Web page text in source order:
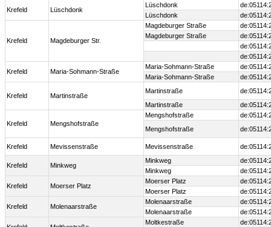
Krefeld Lüschdonk
Lüschdonk
Lüschdonk
Krefeld Magdeburger Str.
Magdeburger Straße
Magdeburger Straße
Krefeld Maria-Sohmann-Straße
Maria-Sohmann-Straße
Maria-Sohmann-Straße
Krefeld Martinstraße
Martinstraße
Martinstraße
Krefeld Mengshofstraße
Mengshofstraße
Mengshofstraße
Krefeld Mevissenstraße Mevissenstraße
Krefeld Minkweg
Minkweg
Minkweg
Krefeld Moerser Platz
Moerser Platz
Moerser Platz
Krefeld Molenaarstraße
Molenaarstraße
Molenaarstraße
Moltkestraße